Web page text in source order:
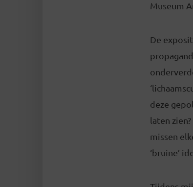
Museum
De
deze
laten
missen
‘bruine’